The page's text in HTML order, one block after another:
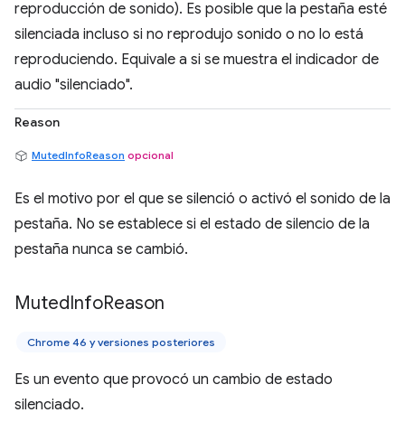
reproducción de sonido). Es posible que la pestaña esté
silenciada incluso si no reprodujo sonido o no lo está
reproduciendo. Equivale a si se muestra el indicador de
audio "silenciado".
Reason
MutedInfoReason opcional
Es el motivo por el que se silenció o activó el sonido de la
pestaña. No se establece si el estado de silencio de la
pestaña nunca se cambió.
MutedInfoReason
Chrome 46 y versiones posteriores
Es un evento que provocó un cambio de estado
silenciado.